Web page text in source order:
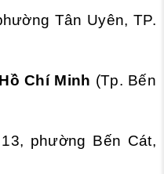
Tân Uyên, TP.
Chí Minh (Tp. Bến
phường Bến Cát,